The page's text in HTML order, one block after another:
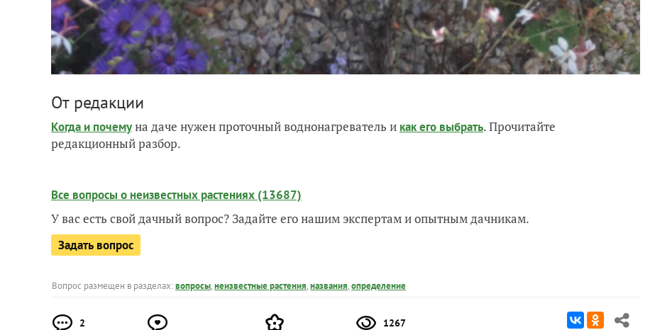
От редакции
Когда и почемуна даче нужен проточный воднонагреватель и как его выбрать. Прочитайте
редакционный разбор.
Все вопросы о неизвестных растениях (13687)
У вас есть свой дачный вопрос? Задайте его нашим экспертам и опытным дачникам.
Задать вопрос
Вопрос размещен в разделах:вопросы,неизвестные растения,названия,определение
2
1267